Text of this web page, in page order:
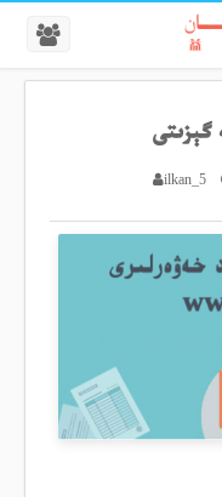
ilkan_5